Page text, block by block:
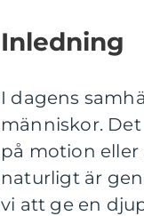
Inledning
I dagens
människor.
på motion
naturligt är
vi att ge en